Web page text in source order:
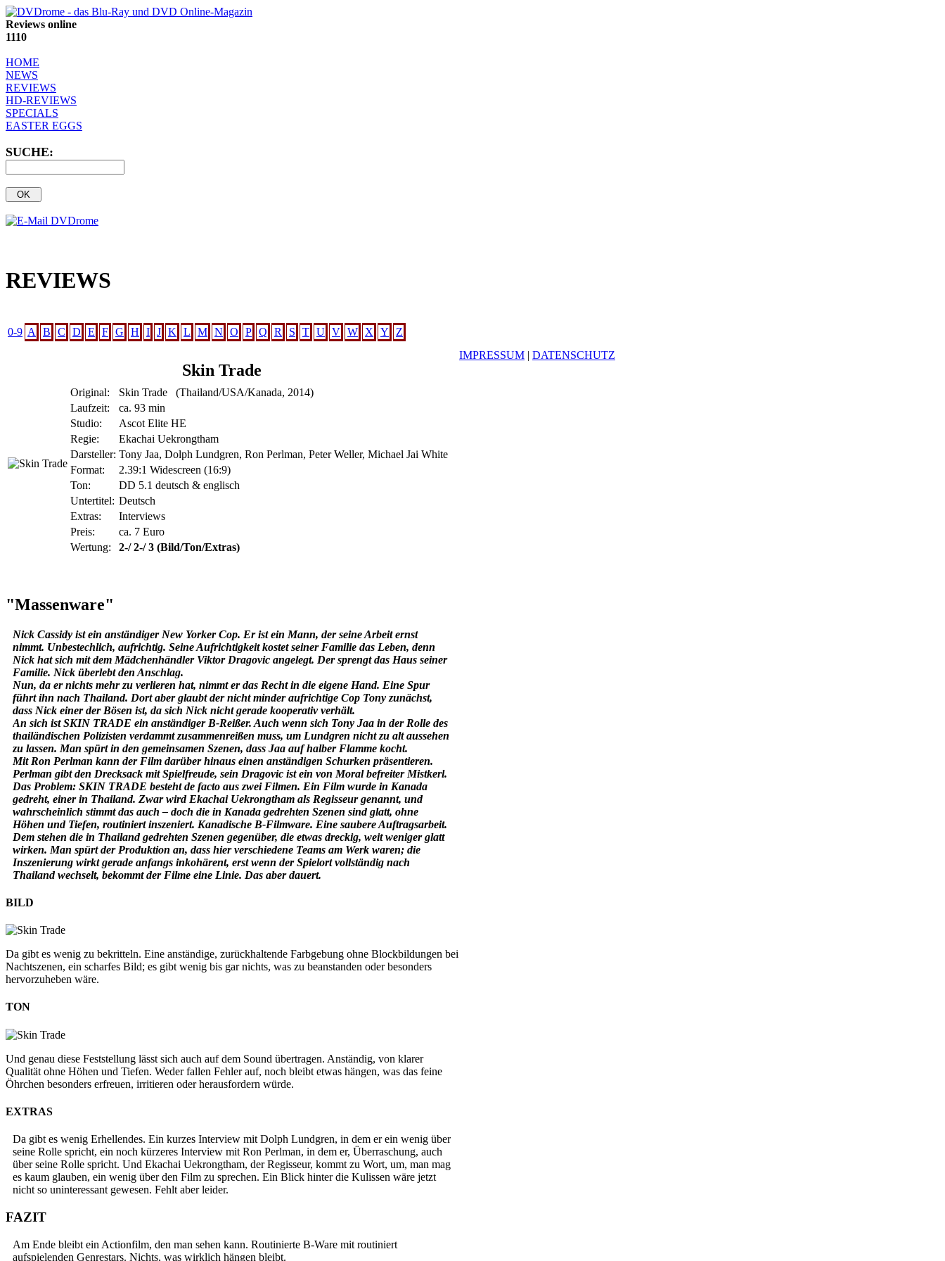
Reviews online
1110
HOME
NEWS
REVIEWS
HD-REVIEWS
SPECIALS
EASTER EGGS
SUCHE:
REVIEWS
0-9 A B C D E F G H I J K L M N O P Q R S T U V W X Y Z
Skin Trade
Original:
Skin Trade (Thailand/USA/Kanada, 2014)
Laufzeit:
ca. 93 min
Studio:
Ascot Elite HE
Regie:
Ekachai Uekrongtham
Darsteller: Tony Jaa, Dolph Lundgren, Ron Perlman, Peter Weller, Michael Jai White
Format:
2.39:1 Widescreen (16:9)
Ton:
DD 5.1 deutsch & englisch
Untertitel: Deutsch
Extras:
Interviews
Preis:
ca. 7 Euro
Wertung:
2-/ 2-/ 3 (Bild/Ton/Extras)
"Massenware"
Nick Cassidy ist ein anständiger New Yorker Cop. Er ist ein Mann, der seine Arbeit ernst
nimmt. Unbestechlich, aufrichtig. Seine Aufrichtigkeit kostet seiner Familie das Leben, denn
Nick hat sich mit dem Mädchenhändler Viktor Dragovic angelegt. Der sprengt das Haus seiner
Familie. Nick überlebt den Anschlag.
Nun, da er nichts mehr zu verlieren hat, nimmt er das Recht in die eigene Hand. Eine Spur
führt ihn nach Thailand. Dort aber glaubt der nicht minder aufrichtige Cop Tony zunächst,
dass Nick einer der Bösen ist, da sich Nick nicht gerade kooperativ verhält.
An sich ist SKIN TRADE ein anständiger B-Reißer. Auch wenn sich Tony Jaa in der Rolle des
thailändischen Polizisten verdammt zusammenreißen muss, um Lundgren nicht zu alt aussehen
zu lassen. Man spürt in den gemeinsamen Szenen, dass Jaa auf halber Flamme kocht.
Mit Ron Perlman kann der Film darüber hinaus einen anständigen Schurken präsentieren.
Perlman gibt den Drecksack mit Spielfreude, sein Dragovic ist ein von Moral befreiter Mistkerl.
Das Problem: SKIN TRADE besteht de facto aus zwei Filmen. Ein Film wurde in Kanada
gedreht, einer in Thailand. Zwar wird Ekachai Uekrongtham als Regisseur genannt, und
wahrscheinlich stimmt das auch – doch die in Kanada gedrehten Szenen sind glatt, ohne
Höhen und Tiefen, routiniert inszeniert. Kanadische B-Filmware. Eine saubere Auftragsarbeit.
Dem stehen die in Thailand gedrehten Szenen gegenüber, die etwas dreckig, weit weniger glatt
wirken. Man spürt der Produktion an, dass hier verschiedene Teams am Werk waren; die
Inszenierung wirkt gerade anfangs inkohärent, erst wenn der Spielort vollständig nach
Thailand wechselt, bekommt der Filme eine Linie. Das aber dauert.
BILD
Da gibt es wenig zu bekritteln. Eine anständige, zurückhaltende Farbgebung ohne Blockbildungen bei
Nachtszenen, ein scharfes Bild; es gibt wenig bis gar nichts, was zu beanstanden oder besonders
hervorzuheben wäre.
TON
Und genau diese Feststellung lässt sich auch auf dem Sound übertragen. Anständig, von klarer
Qualität ohne Höhen und Tiefen. Weder fallen Fehler auf, noch bleibt etwas hängen, was das feine
Öhrchen besonders erfreuen, irritieren oder herausfordern würde.
EXTRAS
Da gibt es wenig Erhellendes. Ein kurzes Interview mit Dolph Lundgren, in dem er ein wenig über
seine Rolle spricht, ein noch kürzeres Interview mit Ron Perlman, in dem er, Überraschung, auch
über seine Rolle spricht. Und Ekachai Uekrongtham, der Regisseur, kommt zu Wort, um, man mag
es kaum glauben, ein wenig über den Film zu sprechen. Ein Blick hinter die Kulissen wäre jetzt
nicht so uninteressant gewesen. Fehlt aber leider.
FAZIT
Am Ende bleibt ein Actionfilm, den man sehen kann. Routinierte B-Ware mit routiniert
aufspielenden Genrestars. Nichts, was wirklich hängen bleibt.
IMPRESSUM | DATENSCHUTZ